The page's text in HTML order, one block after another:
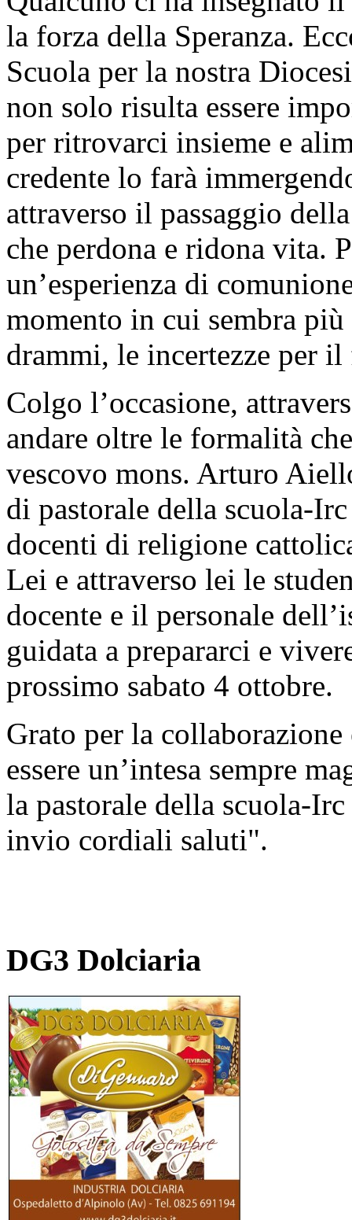
la forza della Speranza.
Scuola per la nostra
non solo risulta essere
per ritrovarci insieme e
credente lo farà
attraverso il passaggio
che perdona e ridona vita.
un’esperienza di
momento in cui sembra
drammi, le incertezze per
Colgo l’occasione,
andare oltre le formalità
vescovo mons. Arturo
di pastorale della scuola-
docenti di religione
Lei e attraverso lei le
docente e il personale
guidata a prepararci e
prossimo sabato 4 ottobre.
Grato per la collaborazione
essere un’intesa sempre
la pastorale della scuola-
invio cordiali saluti".
DG3 Dolciaria